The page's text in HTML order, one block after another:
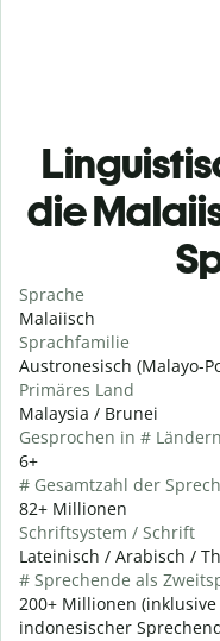
die
Sprache
Malaiisch
Sprachfamilie
Austronesisch (Malayo-
Primäres Land
Malaysia / Brunei
Gesprochen in # Ländern
6+
# Gesamtzahl der
82+ Millionen
Schriftsystem / Schrift
Lateinisch / Arabisch /
# Sprechende als
200+ Millionen (inklusive
indonesischer